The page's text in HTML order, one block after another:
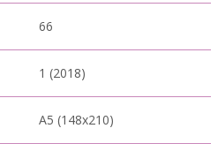
66
1 (2018)
A5 (148x210)